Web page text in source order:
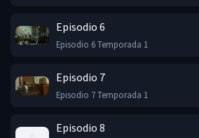
Episodio 6
Episodio 6 Temporada 1
Episodio 7
Episodio 7 Temporada 1
Episodio 8